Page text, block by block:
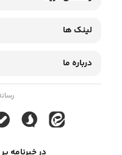
لینک ها
درباره ما